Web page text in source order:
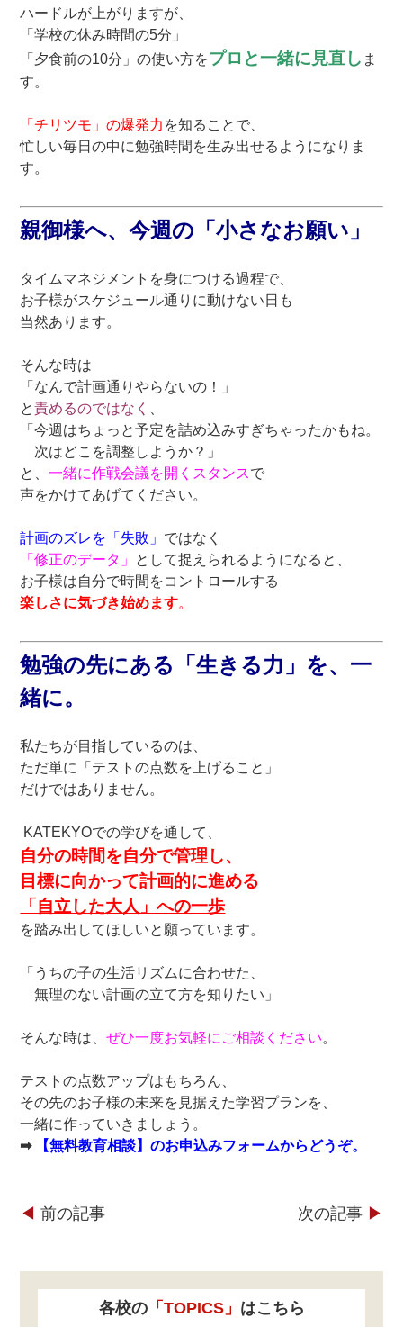
ハードルが上がりますが、
「学校の休み時間の5分」
「夕食前の10分」の使い方をプロと一緒に見直し ま
す。
「チリツモ」の爆発力 を知ることで、
忙しい毎日の中に勉強時間を生み出せるようになりま
す。
親御様へ、今週の「小さなお願い」
タイムマネジメントを身につける過程で、
お子様がスケジュール通りに動けない日も
当然あります。
そんな時は
「なんで計画通りやらないの！」
と責めるのではなく
「今週はちょっと予定を詰め込みすぎちゃったかもね。
次はどこを調整しようか？」
と、一緒に作戦会議を開くスタンスで
声をかけてあげてください。
計画のズレを「失敗」 ではなく
「修正のデータ」 として捉えられるようになると、
お子様は自分で時間をコントロールする
楽しさに気づき始めます。
勉強の先にある「生きる力」を、一
緒に。
私たちが目指しているのは、
ただ単に「テストの点数を上げること」
だけではありません。
KATEKYOでの学びを通して、
自分の時間を自分で管理し、
目標に向かって計画的に進める
「自立した大人」への一歩
を踏み出してほしいと願っています。
「うちの子の生活リズムに合わせた、
無理のない計画の立て方を知りたい」
そんな時は、ぜひ一度お気軽にご相談ください。
テストの点数アップはもちろん、
その先のお子様の未来を見据えた学習プランを、
一緒に作っていきましょう。
➡
【無料教育相談】のお申込みフォームからどうぞ。
◀︎ 前の記事 次の記事 ▶︎
各校の「TOPICS」 はこちら